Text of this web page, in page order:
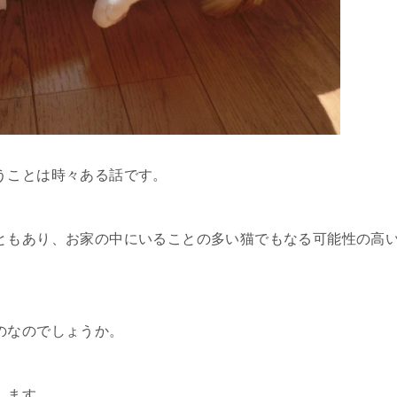
とは時々ある話です。
あり、お家の中にいることの多い猫でもなる可能性の高
のでしょうか。